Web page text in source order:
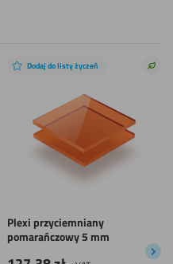
Dodaj do listy życzeń
Plexi przyciemniany
pomarańczowy 5 mm